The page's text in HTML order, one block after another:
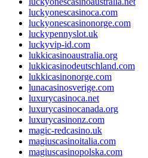
luckyonescasinoca.com
luckyonescasinonorge.com
luckypennyslot.uk
luckyvip-id.com
lukkicasinoaustralia.org
lukkicasinodeutschland.com
lukkicasinonorge.com
lunacasinosverige.com
luxurycasinoca.net
luxurycasinocanada.org
luxurycasinonz.com
magic-redcasino.uk
magiuscasinoitalia.com
magiuscasinopolska.com